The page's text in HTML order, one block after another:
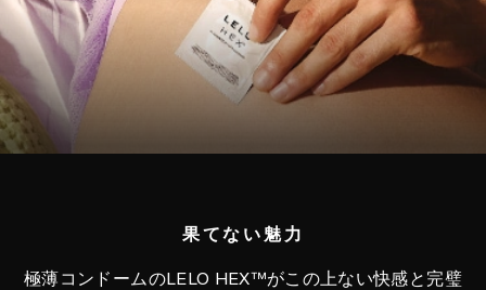
果てない魅力
極薄コンドームのLELO HEX™がこの上ない快感と完璧